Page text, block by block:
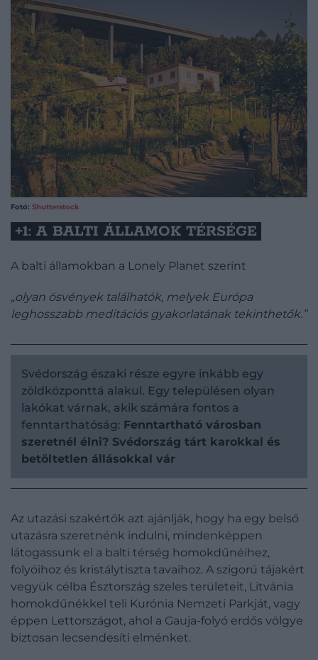
Fotó: Shutterstock
+1: A BALTI ÁLLAMOK TÉRSÉGE
A balti államokban a Lonely Planet szerint
„olyan ösvények találhatók, melyek Európa
leghosszabb meditációs gyakorlatának tekinthetők.”
Svédország északi része egyre inkább egy
zöldközponttá alakul. Egy településen olyan
lakókat várnak, akik számára fontos a
fenntarthatóság: Fenntartható városban
szeretnél élni? Svédország tárt karokkal és
betöltetlen állásokkal vár
Az utazási szakértők azt ajánlják, hogy ha egy belső
utazásra szeretnénk indulni, mindenképpen
látogassunk el a balti térség homokdűnéihez,
folyóihoz és kristálytiszta tavaihoz. A szigorú tájakért
vegyük célba Észtország szeles területeit, Litvánia
homokdűnékkel teli Kurónia Nemzeti Parkját, vagy
éppen Lettországot, ahol a Gauja-folyó erdős völgye
biztosan lecsendesíti elménket.